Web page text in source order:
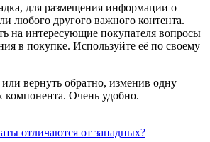
для размещения информации о
любого другого важного контента.
на интересующие покупателя вопросы
в покупке. Используйте её по своему
вернуть обратно, изменив одну
компонента. Очень удобно.